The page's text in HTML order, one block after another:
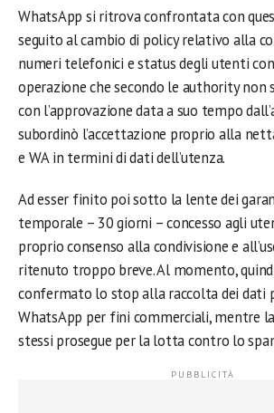
WhatsApp si ritrova confrontata con
seguito al cambio di policy relativo alla
numeri telefonici e status degli utenti
operazione che secondo le authority non
con l’approvazione data a suo tempo
subordinò l’accettazione proprio alla
e WA in termini di dati dell’utenza.
Ad esser finito poi sotto la lente dei
temporale – 30 giorni – concesso agli
proprio consenso alla condivisione e
ritenuto troppo breve. Al momento,
confermato lo stop alla raccolta dei dati
WhatsApp per fini commerciali, mentre
stessi prosegue per la lotta contro lo